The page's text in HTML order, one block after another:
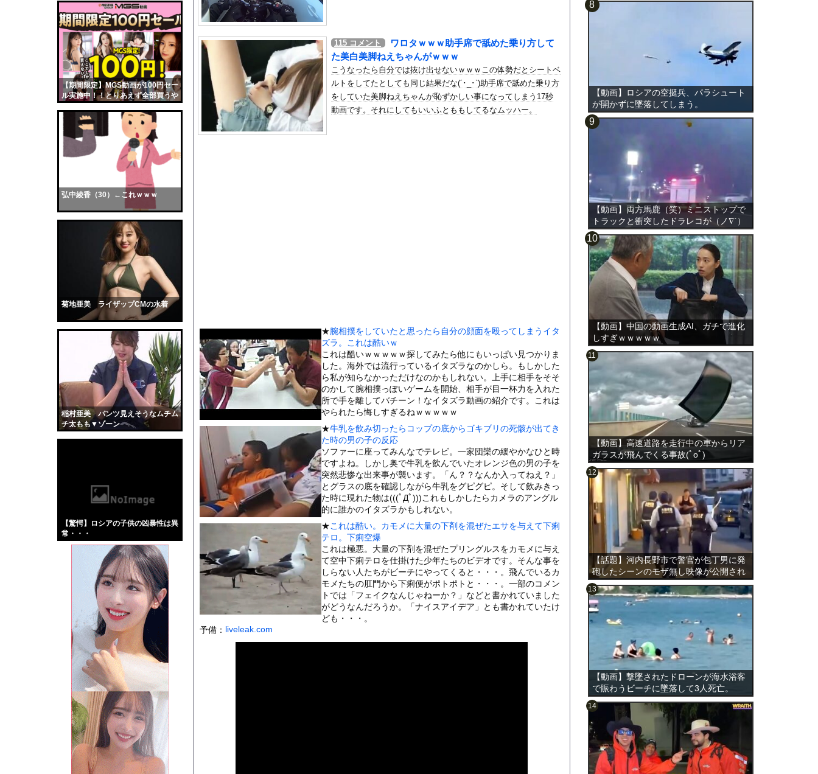
【期間限定】MGS動画が100円セー
ル実施中！！とりあえず全部買うや
弘中綾香（30）←これｗｗｗ
菊地亜美 ライザップCMの水着
稲村亜美 パンツ見えそうなムチム
チ太もも▼ゾーン
【驚愕】ロシアの子供の凶暴性は異
常・・・
【朗報】齋藤飛鳥、前屈みで完全に見えてる動画が拡散されてしまう…
海外「日本よ、お前がナンバーワンだ」 熊本地震直後の日本の対応のスピードに世界が衝撃
勇気を出して白人美女にチン凸したアジア人短小男
、爆笑されてしまうｗｗｗ
10年もの間浮気してた嫁。まさかと思い長男のDNA鑑定をするがいいな？と問うと、元嫁...
ウクライナ侵攻以降、ロシア軍兵士のHIV感染が2000％急増…ウクライナメディア！
【配信者】「金バエ」のSNS更新が1週間途絶え、様々な憶測が飛び交う。1週間ぶりの投...
【画像】女の子「危機管理フォーーーーム！！！」
彼がボトルを取りに行ってる間に隠れてみた。…あれ？どこいった？ → 彼はチャンスを逃...
【画像】天然Gカップ神スタイルアイドル、水着グラビアがエッチすぎるwwwww織莉叶、...
勢いよく放水しているところに顔面から突っ込む女性
【動画】ヒョウ2頭が木に登って激しい戦い
【黒歴史】こういう昔の大学ヤリサーの流出エロ動画（顔出し）が一番抜ける
韓国人「安貞桓が韓国代表に激怒！『惨憺たる結果、徹底的な刷新が必要だ』と監督や協会を...
ケンタッキーとか言う唐揚げ屋ｗｗｗｗｗ
【画像】このAVが性癖ブッ刺さりで精子ドクドク作られるわｗｗｗｗ
【悲報】味噌ラーメンで行列、出来ない
【中国】男の子が爆竹に点火 マンホールが爆発しふた吹き飛ぶ
【画像】伊藤舞雪とかいうＡＶ女優ｗｗｗｗｗｗｗｗｗｗw
【緊急】肛門にスティックのり入れたけど出てこないの！！
【珍事】サッカーの試合が原因で交通事故が起きてしまう。
このページは1000mg
示されません。
115 コメント
ワロタｗｗｗ助手席で舐めた乗り方して
た美白美脚ねえちゃんがｗｗｗ
こうなったら自分では抜け出せないｗｗｗこの体勢だとシートベ
ルトをしてたとしても同じ結果だな(´･_･`)助手席で舐めた乗り方
をしていた美脚ねえちゃんが恥ずかしい事になってしまう17秒
動画です。それにしてもいいふとももしてるなムッハー。
★腕相撲をしていたと思ったら自分の顔面を殴ってしまうイタ
ズラ。これは酷いｗ
これは酷いｗｗｗｗｗ探してみたら他にもいっぱい見つかりま
した。海外では流行っているイタズラなのかしら。もしかした
ら私が知らなかっただけなのかもしれない。上手に相手をそそ
のかして腕相撲っぽいゲームを開始、相手が目一杯力を入れた
所で手を離してバチーン！なイタズラ動画の紹介です。これは
やられたら悔しすぎるねｗｗｗｗｗ
★牛乳を飲み切ったらコップの底からゴキブリの死骸が出てき
た時の男の子の反応
ソファーに座ってみんなでテレビ。一家団欒の緩やかなひと時
ですよね。しかし奥で牛乳を飲んでいたオレンジ色の男の子を
突然悲惨な出来事が襲います。「ん？？なんか入ってねえ？」
とグラスの底を確認しながら牛乳をグピグピ。そして飲みきっ
た時に現れた物は(((ﾟДﾟ)))これもしかしたらカメラのアングル
的に誰かのイタズラかもしれない。
★これは酷い。カモメに大量の下剤を混ぜたエサを与えて下痢
テロ。下痢空爆
これは極悪。大量の下剤を混ぜたプリングルスをカモメに与え
て空中下痢テロを仕掛けた少年たちのビデオです。そんな事を
しらない人たちがビーチにやってくると・・・。飛んでいるカ
モメたちの肛門から下痢便がポトポトと・・・。一部のコメン
トでは「フェイクなんじゃねーか？」などと書かれていました
がどうなんだろうか。「ナイスアイデア」とも書かれていたけ
ども・・・。
予備： liveleak.com
【動画】ロシアの空挺兵、パラシュート
が開かずに墜落してしまう。
【動画】両方馬鹿（笑）ミニストップで
トラックと衝突したドラレコが（ノ∇`）
【動画】中国の動画生成AI、ガチで進化
しすぎｗｗｗｗｗ
【動画】高速道路を走行中の車からリア
ガラスが飛んでくる事故(ﾟoﾟ)
【話題】河内長野市で警官が包丁男に発
砲したシーンのモザ無し映像が公開され
る。
【動画】撃墜されたドローンが海水浴客
で賑わうビーチに墜落して3人死亡。